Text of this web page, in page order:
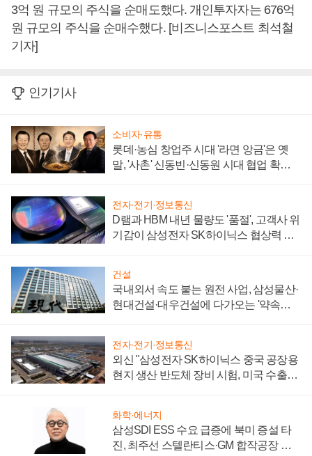
3억 원 규모의 주식을 순매도했다. 개인투자자는 676억
원 규모의 주식을 순매수했다. [비즈니스포스트 최석철
기자]
인기기사
소비자·유통
롯데·농심 창업주 시대 '라면 앙금'은 옛
말, '사촌' 신동빈·신동원 시대 협업 확대
전자·전기·정보통신
D램과 HBM 내년 물량도 '품절', 고객사 위
기감이 삼성전자 SK하이닉스 협상력 더
건설
국내외서 속도 붙는 원전 사업, 삼성물산·
현대건설·대우건설에 다가오는 '약속의
전자·전기·정보통신
외신 "삼성전자 SK하이닉스 중국 공장용
현지 생산 반도체 장비 시험, 미국 수출통
화학·에너지
삼성SDI ESS 수요 급증에 북미 증설 타
진, 최주선 스텔란티스·GM 합작공장 건